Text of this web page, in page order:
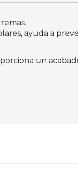
ayuda a
un